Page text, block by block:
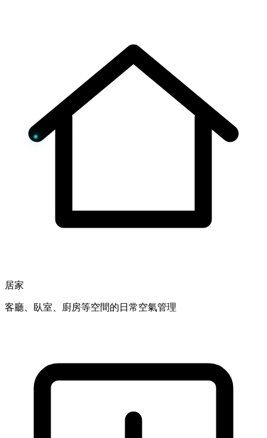
居家
客廳、臥室、廚房等空間的日常空氣管理